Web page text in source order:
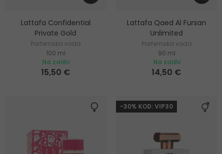
Lattafa Confidential
Private Gold
Parfemska voda
100 ml
Na zalihi
15,50 €
Lattafa Qaed Al Fursan
Unlimited
Parfemska voda
90 ml
Na zalihi
14,50 €
-30% KOD: VIP30